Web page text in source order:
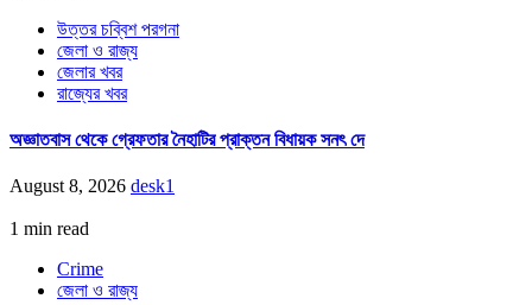
উত্তর চব্বিশ পরগনা
জেলা ও রাজ্য
জেলার খবর
রাজ্যের খবর
অজ্ঞাতবাস থেকে গ্রেফতার নৈহাটির প্রাক্তন বিধায়ক সনৎ দে
August 8, 2026 desk1
1 min read
Crime
জেলা ও রাজ্য